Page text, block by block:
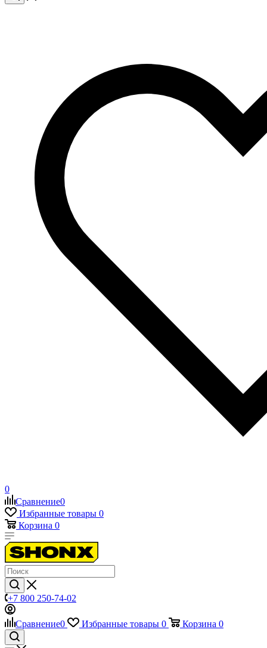
0
Сравнение0
Избранные товары 0
Корзина 0
+7 800 250-74-02
Сравнение0 Избранные товары 0 Корзина 0